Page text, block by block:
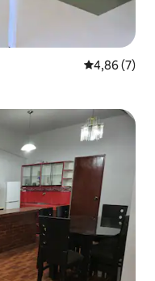
Gemiddelde
4,86 (7)